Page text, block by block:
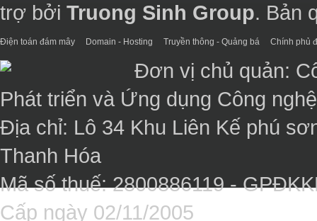
trợ bởi Truong Sinh Group. Bản
Điện toán đám mây Domain - Hosting Truyền thông - Quảng bá Chính phủ
Đơn vị chủ quản:
Phát triển và Ứng dụng Công
Địa chỉ: Lô 34 Khu Liên Kế phú
Thanh Hóa
Mã số thuế: 2800886119 -
Cấp ngày 02/11/2005